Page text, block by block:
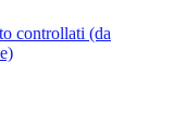
controllati (da